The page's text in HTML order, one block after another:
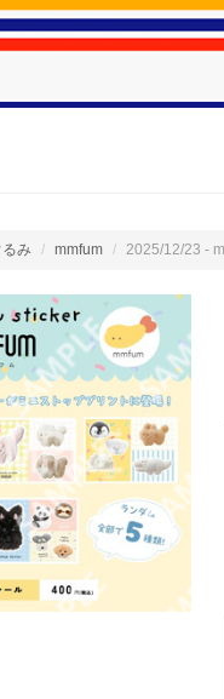
み mmfum 2025/12/23 -